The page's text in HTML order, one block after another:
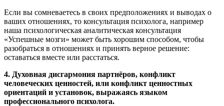
Если вы сомневаетесь в своих предположениях и выводах о
ваших отношениях, то консультация психолога, например
наша психологическая аналитическая консультация
«Успешные мозги» может быть хорошим способом, чтобы
разобраться в отношениях и принять верное решение:
оставаться вместе или расстаться.
4. Духовная дисгармония партнёров, конфликт
человеческих ценностей, или конфликт ценностных
ориентаций и установок, выражаясь языком
профессионального психолога.